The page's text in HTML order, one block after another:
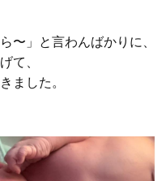
〜」と言わんばかりに、
て、
ました。